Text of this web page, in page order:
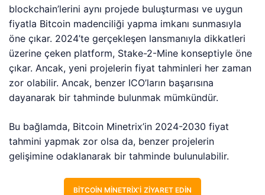
blockchain’lerini aynı projede buluşturması ve uygun
fiyatla Bitcoin madenciliği yapma imkanı sunmasıyla
öne çıkar. 2024’te gerçekleşen lansmanıyla dikkatleri
üzerine çeken platform, Stake-2-Mine konseptiyle öne
çıkar. Ancak, yeni projelerin fiyat tahminleri her zaman
zor olabilir. Ancak, benzer ICO’ların başarısına
dayanarak bir tahminde bulunmak mümkündür.
Bu bağlamda, Bitcoin Minetrix’in 2024-2030 fiyat
tahmini yapmak zor olsa da, benzer projelerin
gelişimine odaklanarak bir tahminde bulunulabilir.
BITCOIN MINETRIX’I ZIYARET EDIN